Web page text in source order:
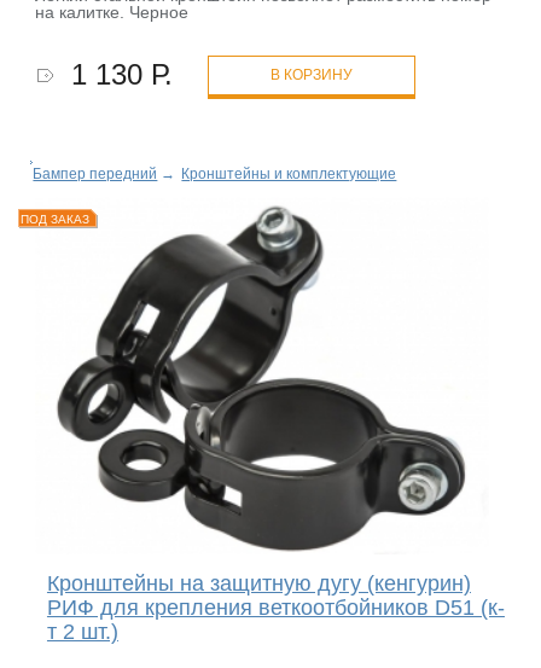
на калитке. Черное
1 130 Р. В КОРЗИНУ
Бампер передний → Кронштейны и комплектующие
ПОД ЗАКАЗ
Кронштейны на защитную дугу (кенгурин)
РИФ для крепления веткоотбойников D51 (к-
т 2 шт.)